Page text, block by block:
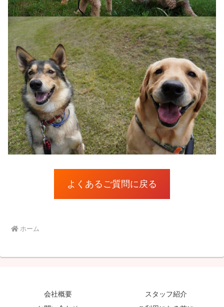
よくあるご質問に戻る
ホーム
会社概要
スタッフ紹介